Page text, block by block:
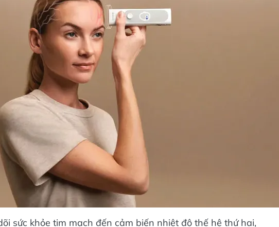
sức khỏe tim mạch đến cảm biến nhiệt độ thế hệ thứ hai,